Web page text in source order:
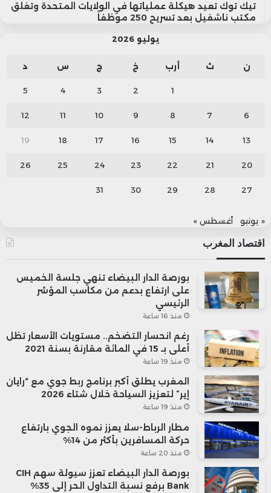
تيك توك تعيد هيكلة عملياتها في الولايات المتحدة وتغلق
مكتب ناشفيل بعد تسريح 250 موظفاً
يوليو 2026
ن ث أرب خ ج س د
1
2
3
4
5
6
7
8
9
10
11
12
13
14
15
16
17
18
19
20
21
22
23
24
25
26
27
28
29
30
31
« يونيو أغسطس »
اقتصاد المغرب
بورصة الدار البيضاء تنهي جلسة الخميس
على ارتفاع بدعم من مكاسب المؤشر
الرئيسي
منذ 16 ساعة
رغم انحسار التضخم.. مستويات الأسعار تظل
أعلى بـ 15 في المائة مقارنة بسنة 2021
منذ 19 ساعة
المغرب يطلق أكبر برنامج ربط جوي مع “رايان
إير” لتعزيز السياحة خلال شتاء 2026
منذ 19 ساعة
مطار الرباط-سلا يعزز نموه الجوي بارتفاع
حركة المسافرين بأكثر من 14%
منذ 20 ساعة
بورصة الدار البيضاء تعزز سيولة سهم CIH
Bank برفع نسبة التداول الحر إلى 35%